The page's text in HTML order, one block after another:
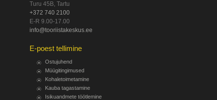
Turu 45B, Tartu
+372 740 2100
E-R 9.00-17.00
info@tooriistakeskus.ee
E-poest tellimine
Ostujuhend
Müügitingimused
Kohaletoimetamine
Kauba tagastamine
Isikuandmete töötlemine